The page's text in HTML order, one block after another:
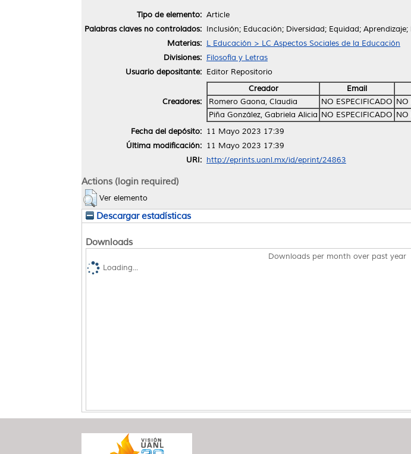
Tipo de elemento: Article
Palabras claves no controlados: Inclusión; Educación; Diversidad; Equidad;
Materias: L Educación > LC Aspectos Sociales de la Educación
Divisiones: Filosofía y Letras
Usuario depositante: Editor Repositorio
Creadores:
Creador Email
Romero Gaona, Claudia
NO ESPECIFICADO NO
Piña González, Gabriela Alicia NO ESPECIFICADO NO
Fecha del depósito: 11 Mayo 2023 17:39
Última modificación: 11 Mayo 2023 17:39
URI: http://eprints.uanl.mx/id/eprint/24863
Actions (login required)
Ver elemento
Descargar estadísticas
Downloads
Downloads per month over past year
Loading...